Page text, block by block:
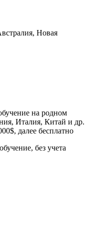
Новая
на родном
Италия, Китай и др.
далее бесплатно
без учета